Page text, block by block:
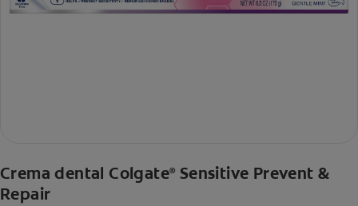
Crema dental Colgate® Sensitive Prevent &
Repair